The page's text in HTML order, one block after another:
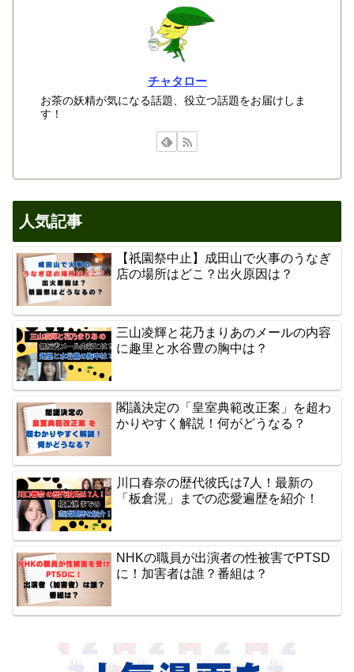
チャタロー
お茶の妖精が気になる話題、役立つ話題をお届けしま
す！
人気記事
【祇園祭中止】成田山で火事のうなぎ
店の場所はどこ？出火原因は？
三山凌輝と花乃まりあのメールの内容
に趣里と水谷豊の胸中は？
閣議決定の「皇室典範改正案」を超わ
かりやすく解説！何がどうなる？
川口春奈の歴代彼氏は7人！最新の
「板倉滉」までの恋愛遍歴を紹介！
NHKの職員が出演者の性被害でPTSD
に！加害者は誰？番組は？